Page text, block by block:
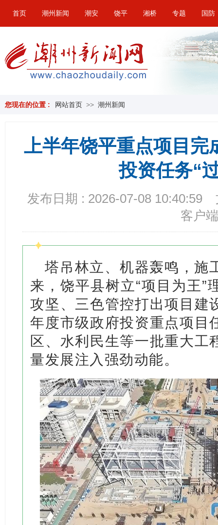
首页 潮州新闻 潮安 饶平 湘桥 专题 国防
您现在的位置 : 网站首页 >> 潮州新闻
上半年饶平重点项目完
投资任务“
发布日期 : 2026-07-08 10:40:59
客户端
塔吊林立、机器轰鸣，施
来，饶平县树立“项目为王”
攻坚、三色管控打出项目建
年度市级政府投资重点项目
区、水利民生等一批重大工
量发展注入强劲动能。